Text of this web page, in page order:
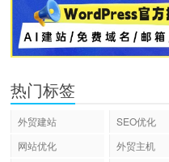
热门标签
外贸建站 SEO优化
网站优化
外贸主机